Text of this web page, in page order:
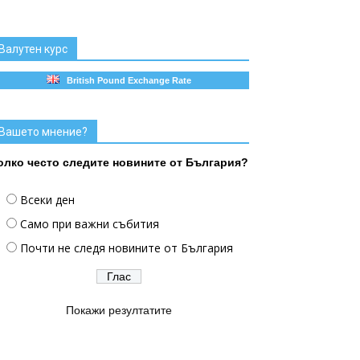
курс
British Pound Exchange Rate
мнение?
често следите новините от България?
Всеки ден
Само при важни събития
Почти не следя новините от България
Покажи резултатите